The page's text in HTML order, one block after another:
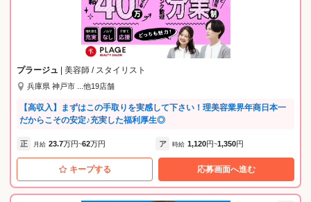
プラージュ | 美容師 / スタイリスト
兵庫県 神戸市 ...他19店舗
【高収入】まずはこの手取りを実感して下さい！理美容業界年商日本一
だからこその安定♪充実した福利厚生◎
正 月給 23.7万円~62万円 ア 時給 1,120円~1,350円
キープする 応募画面へ進む